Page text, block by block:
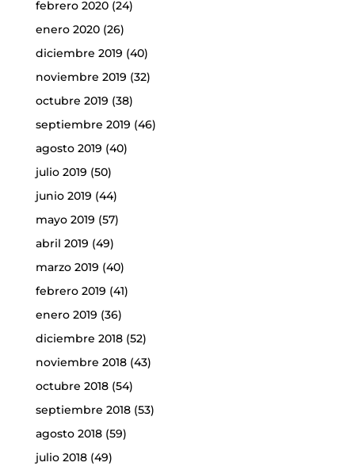
febrero 2020(24)
enero 2020(26)
diciembre 2019 (40)
noviembre 2019 (32)
octubre 2019 (38)
septiembre 2019 (46)
agosto 2019 (40)
julio 2019 (50)
junio 2019 (44)
mayo 2019 (57)
abril 2019 (49)
marzo 2019 (40)
febrero 2019 (41)
enero 2019 (36)
diciembre 2018(52)
noviembre 2018(43)
octubre 2018(54)
septiembre 2018(53)
agosto 2018(59)
julio 2018(49)